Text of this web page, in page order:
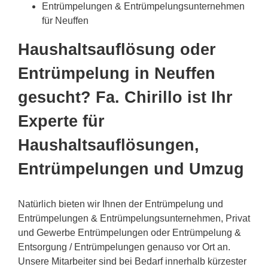
Entrümpelungen & Entrümpelungsunternehmen
für Neuffen
Haushaltsauflösung oder
Entrümpelung in Neuffen
gesucht? Fa. Chirillo ist Ihr
Experte für
Haushaltsauflösungen,
Entrümpelungen und Umzug
Natürlich bieten wir Ihnen der Entrümpelung und
Entrümpelungen & Entrümpelungsunternehmen, Privat
und Gewerbe Entrümpelungen oder Entrümpelung &
Entsorgung / Entrümpelungen genauso vor Ort an.
Unsere Mitarbeiter sind bei Bedarf innerhalb kürzester